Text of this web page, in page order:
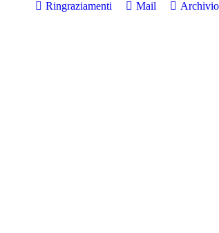
Ringraziamenti Mail
Archivio